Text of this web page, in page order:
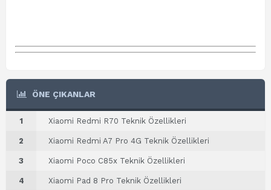
ÖNE ÇIKANLAR
1 Xiaomi Redmi R70 Teknik Özellikleri
2 Xiaomi Redmi A7 Pro 4G Teknik Özellikleri
3 Xiaomi Poco C85x Teknik Özellikleri
4 Xiaomi Pad 8 Pro Teknik Özellikleri